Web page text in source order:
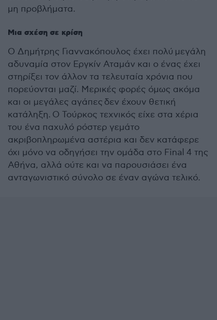
μη προβλήματα.
Μια σχέση σε κρίση
Ο Δημήτρης Γιαννακόπουλος έχει πολύ μεγάλη
αδυναμία στον Εργκίν Αταμάν και ο ένας έχει
στηρίξει τον άλλον τα τελευταία χρόνια που
πορεύονται μαζί. Μερικές φορές όμως ακόμα
και οι μεγάλες αγάπες δεν έχουν θετική
κατάληξη. Ο Τούρκος τεχνικός είχε στα χέρια
του ένα παχυλό ρόστερ γεμάτο
ακριβοπληρωμένα αστέρια και δεν κατάφερε
όχι μόνο να οδηγήσει την ομάδα στο Final 4 της
Αθήνα, αλλά ούτε και να παρουσιάσει ένα
ανταγωνιστικό σύνολο σε έναν αγώνα τελικό.